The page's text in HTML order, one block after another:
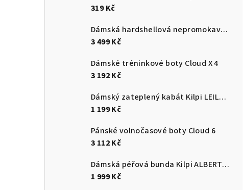
319 Kč
Dámská hardshellová nepromokavá bunda Kilpi MAMBA-W
3 499 Kč
Dámské tréninkové boty Cloud X 4
3 192 Kč
Dámský zateplený kabát Kilpi LEILA-W
1 199 Kč
Pánské volnočasové boty Cloud 6
3 112 Kč
Dámská péřová bunda Kilpi ALBERTA-W
1 999 Kč